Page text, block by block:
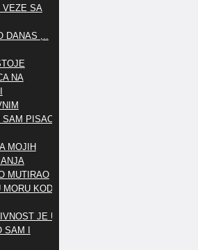
VEZE SA
DANAS ,..
NA
PISAO
MOJIH
MUTIRAO
KOD
JE U
I